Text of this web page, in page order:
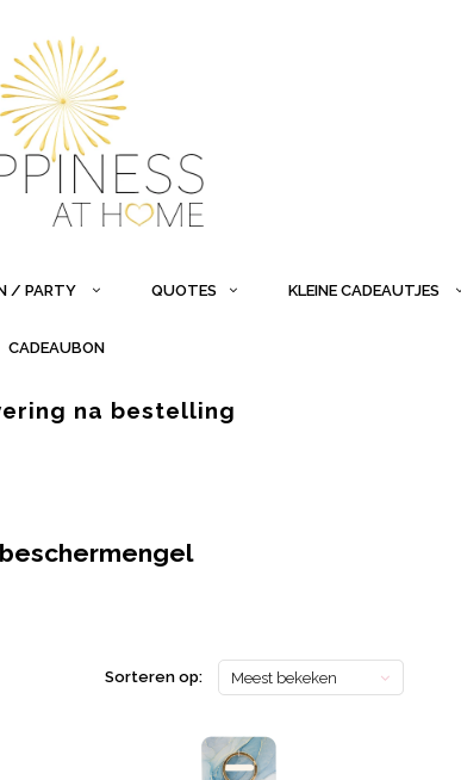
/ PARTY QUOTES KLEINE CADEAUTJES
CADEAUBON
na bestelling
Sorteren op: Meest bekeken